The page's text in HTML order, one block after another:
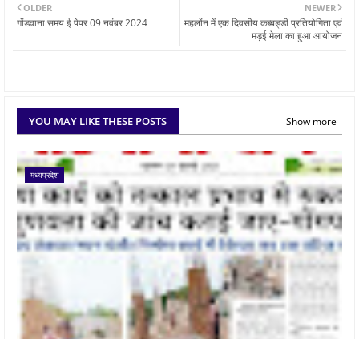
NEWER
महलोंन में एक दिवसीय कब्बड्डी प्रतियोगिता एवं
मड़ई मेला का हुआ आयोजन
OLDER
गोंडवाना समय ई पेपर 09 नवंबर 2024
YOU MAY LIKE THESE POSTS Show more
मध्यप्रदेश